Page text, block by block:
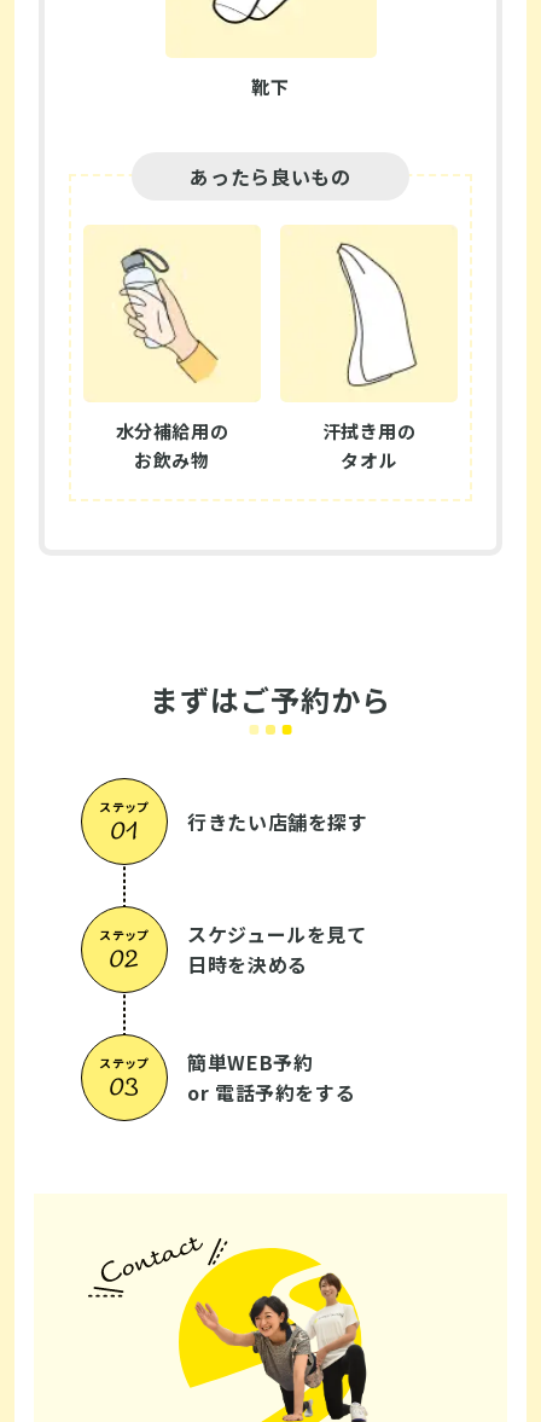
靴下
あったら良いもの
水分補給用の
お飲み物
汗拭き用の
タオル
まずはご予約から
ステップ
行きたい店舗を探す
ステップ
スケジュールを見て
日時を決める
ステップ
簡単WEB予約
or 電話予約をする